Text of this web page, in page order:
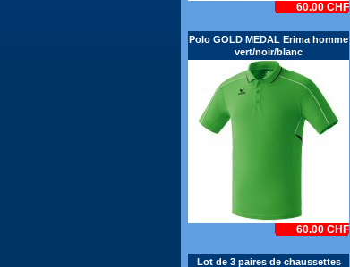
60.00 CHF
Polo GOLD MEDAL Erima homme
vert/noir/blanc
60.00 CHF
Lot de 3 paires de chaussettes